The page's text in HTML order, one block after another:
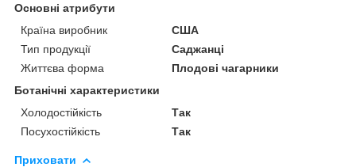
Основні атрибути
Країна виробник
США
Тип продукції
Саджанці
Життєва форма
Плодові чагарники
Ботанічні характеристики
Холодостійкість
Так
Посухостійкість
Так
Приховати